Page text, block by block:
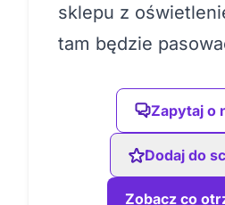
sklepu z
tam będzie
Zapytaj o
Dodaj do
Zobacz co